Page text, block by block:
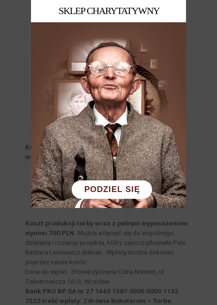
Koszt jednostkowy torby wraz z wyposażeniem
wynosi 700,00 PLN
Koszt produkcji torby wraz z pełnym wyposażeniem
wynosi 700 PLN. Można włączyć się do wspólnego
działania i rozwoju projektu, który zapoczątkowała Pani
Barbara Leonowicz-Babiak. Wpłaty można dokonać
poprzez nasze konto:
Dane do wpłat: Stowarzyszenie Odra-Niemen, ul.
Zelwerowicza 16/3, Wrocław
Bank PKO BP SA nr 27 1440 1387 0000 0000 1132
7222 treść wpłaty: Zdrowie Bohaterom – Torba
PODZIEL SIĘ
SKLEP CHARYTATYWNY